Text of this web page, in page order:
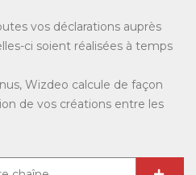
vos déclarations auprès
ci soient réalisées à temps
Wizdeo calcule de façon
de vos créations entre les